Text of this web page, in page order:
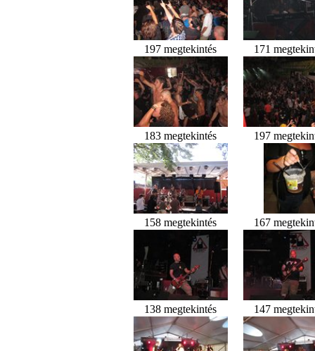
197 megtekintés 171
183 megtekintés 197
158 megtekintés 167
138 megtekintés 147